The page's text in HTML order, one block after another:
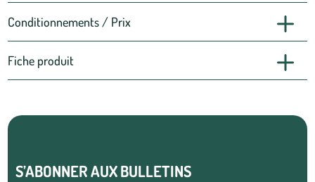
Conditionnements / Prix
Fiche produit
S’ABONNER AUX BULLETINS